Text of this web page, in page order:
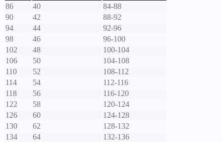
86 40
84-88
90
42
88-92
94
44
92-96
98
46
96-100
102
48
100-104
106
50
104-108
110
52
108-112
114
54
112-116
118
56
116-120
122
58
120-124
126
60
124-128
130
62
128-132
134
64 132-136